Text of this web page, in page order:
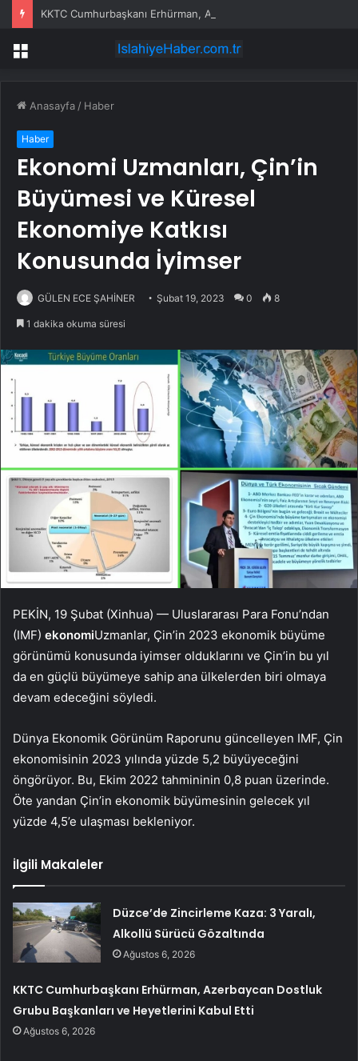
Menü
Anasayfa / Haber
Haber
Ekonomi Uzmanları, Çin’in
Büyümesi ve Küresel
Ekonomiye Katkısı
Konusunda İyimser
GÜLEN ECE ŞAHİNER Şubat 19, 2023 0 8
1 dakika okuma süresi
PEKİN, 19 Şubat (Xinhua) — Uluslararası Para Fonu’ndan
(IMF) ekonomiUzmanlar, Çin’in 2023 ekonomik büyüme
görünümü konusunda iyimser olduklarını ve Çin’in bu yıl
da en güçlü büyümeye sahip ana ülkelerden biri olmaya
devam edeceğini söyledi.
Dünya Ekonomik Görünüm Raporunu güncelleyen IMF, Çin
ekonomisinin 2023 yılında yüzde 5,2 büyüyeceğini
öngörüyor. Bu, Ekim 2022 tahmininin 0,8 puan üzerinde.
Öte yandan Çin’in ekonomik büyümesinin gelecek yıl
yüzde 4,5’e ulaşması bekleniyor.
İlgili Makaleler
Düzce’de Zincirleme Kaza: 3 Yaralı,
Alkollü Sürücü Gözaltında
Ağustos 6, 2026
KKTC Cumhurbaşkanı Erhürman, Azerbaycan Dostluk
Grubu Başkanları ve Heyetlerini Kabul Etti
Ağustos 6, 2026